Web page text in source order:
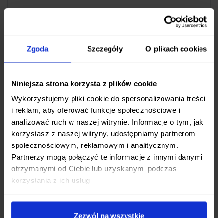
Zgoda Szczegóły O plikach cookies
Niniejsza strona korzysta z plików cookie
Wykorzystujemy pliki cookie do spersonalizowania treści
i reklam, aby oferować funkcje społecznościowe i
analizować ruch w naszej witrynie. Informacje o tym, jak
korzystasz z naszej witryny, udostępniamy partnerom
społecznościowym, reklamowym i analitycznym.
Partnerzy mogą połączyć te informacje z innymi danymi
otrzymanymi od Ciebie lub uzyskanymi podczas
korzystania z ich usług.
Zezwól na wszystkie
– lekkiego,
ale niezwykle wytrzymałego tworzywa sztucznego.
warunkach i jest odporny na działanie wilgoci,
Ergonomiczny kształt rękojeści sprawia, że nóż
dobrze leży w dłoni, minimalizując ryzyko
wyślizgnięcia.
Praktyczne Rozwiązania
Boker Plus Worldwide 01BO569 wykorzystuje
mechanizm blokujący typu
Slipjoint
. Jest to
blokada oparta na sprężynie, która utrzymuje
go przy użyciu odpowiedniej siły. Ten typ blokady